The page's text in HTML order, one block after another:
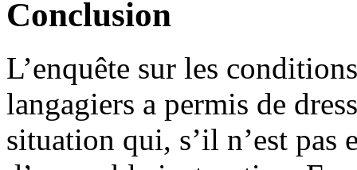
Conclusion
L’enquête sur les
langagiers a permis de
situation qui, s’il n’est